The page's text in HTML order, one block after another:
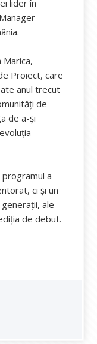
lider în
Proiect, care
anul trecut
de
de a-și
a
ci și un
ale
de debut.